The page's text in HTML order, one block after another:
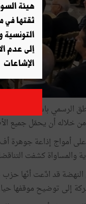
الرسمي باسم رئاسة
من خلاله أن يحمّل جميع
على أمواج إذاعة جوهرة
والمساواة كشفت
قد ادَّعت أنّها
إلى توضيح موقفها
هيئة
ثقتها في
إلى عدم
الإشاعات